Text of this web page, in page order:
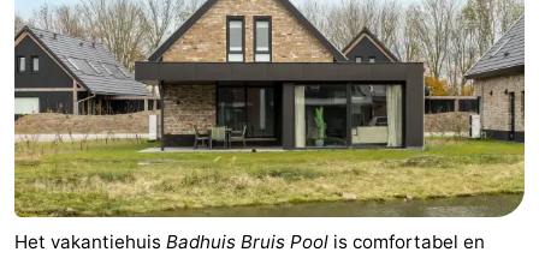
Het vakantiehuis Badhuis Bruis Pool is comfortabel en